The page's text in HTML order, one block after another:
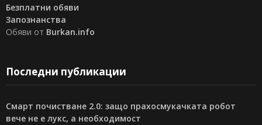
Безплатни обяви
Запознанства
Обяви от Burkan.info
Последни публикации
Смарт почистване 2.0: защо прахосмукачката робот
вече не е лукс, а необходимост